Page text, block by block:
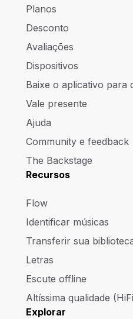
Planos
Desconto
Avaliações
Dispositivos
Baixe o aplicativo para
Vale presente
Ajuda
Community e feedback
The Backstage
Recursos
Flow
Identificar músicas
Transferir sua
Letras
Escute offline
Altíssima qualidade
Explorar